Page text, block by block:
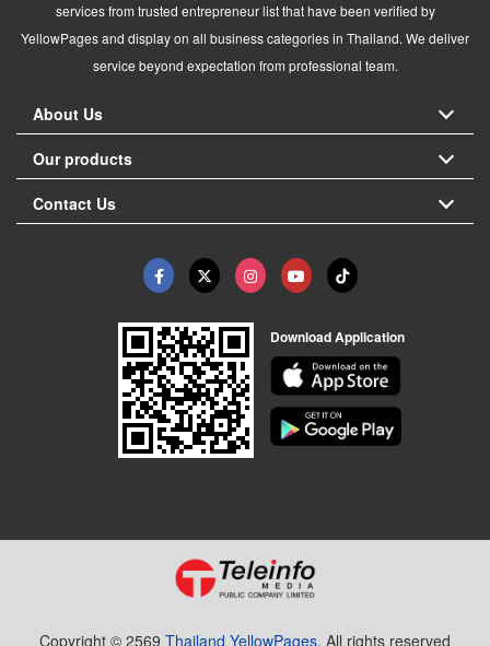
services from trusted entrepreneur list that have been verified by
YellowPages and display on all business categories in Thailand. We deliver
service beyond expectation from professional team.
About Us
Our products
Contact Us
Download Application
Copyright © 2569 Thailand YellowPages. All rights reserved